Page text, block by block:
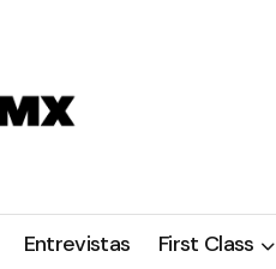
Entrevistas First Class